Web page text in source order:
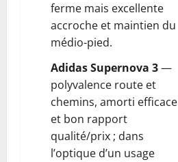
ferme mais excellente
accroche et maintien du
médio-pied.
Adidas Supernova 3—
polyvalence route et
chemins, amorti efficace
et bon rapport
qualité/prix ; dans
l’optique d’un usage